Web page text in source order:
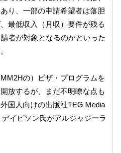
り、一部の申請希望者は落胆
最低収入（月収）要件が残る
者が対象となるのかといった
MM2Hの）ビザ・プログラムを
放するが、まだ不明瞭な点も
国人向けの出版社TEG Media
イビソン氏がアルジャジーラ